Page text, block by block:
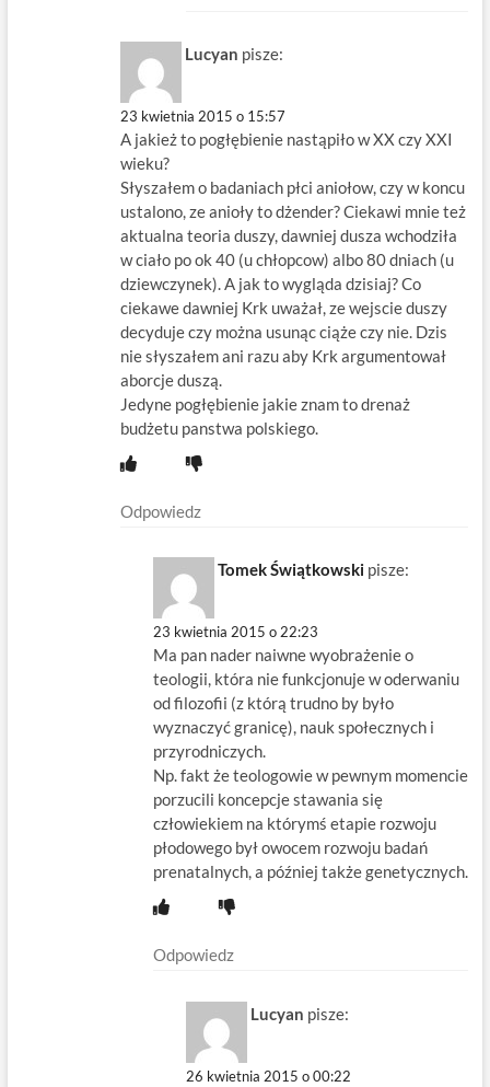
Lucyan pisze:
23 kwietnia 2015 o 15:57
A jakież to pogłębienie nastąpiło w XX czy XXI
wieku?
Słyszałem o badaniach płci aniołow, czy w koncu
ustalono, ze anioły to dżender? Ciekawi mnie też
aktualna teoria duszy, dawniej dusza wchodziła
w ciało po ok 40 (u chłopcow) albo 80 dniach (u
dziewczynek). A jak to wygląda dzisiaj? Co
ciekawe dawniej Krk uważał, ze wejscie duszy
decyduje czy można usunąc ciąże czy nie. Dzis
nie słyszałem ani razu aby Krk argumentował
aborcje duszą.
Jedyne pogłębienie jakie znam to drenaż
budżetu panstwa polskiego.
Odpowiedz
Tomek Świątkowski pisze:
23 kwietnia 2015 o 22:23
Ma pan nader naiwne wyobrażenie o
teologii, która nie funkcjonuje w oderwaniu
od filozofii (z którą trudno by było
wyznaczyć granicę), nauk społecznych i
przyrodniczych.
Np. fakt że teologowie w pewnym momencie
porzucili koncepcje stawania się
człowiekiem na którymś etapie rozwoju
płodowego był owocem rozwoju badań
prenatalnych, a później także genetycznych.
Odpowiedz
Lucyan pisze:
26 kwietnia 2015 o 00:22